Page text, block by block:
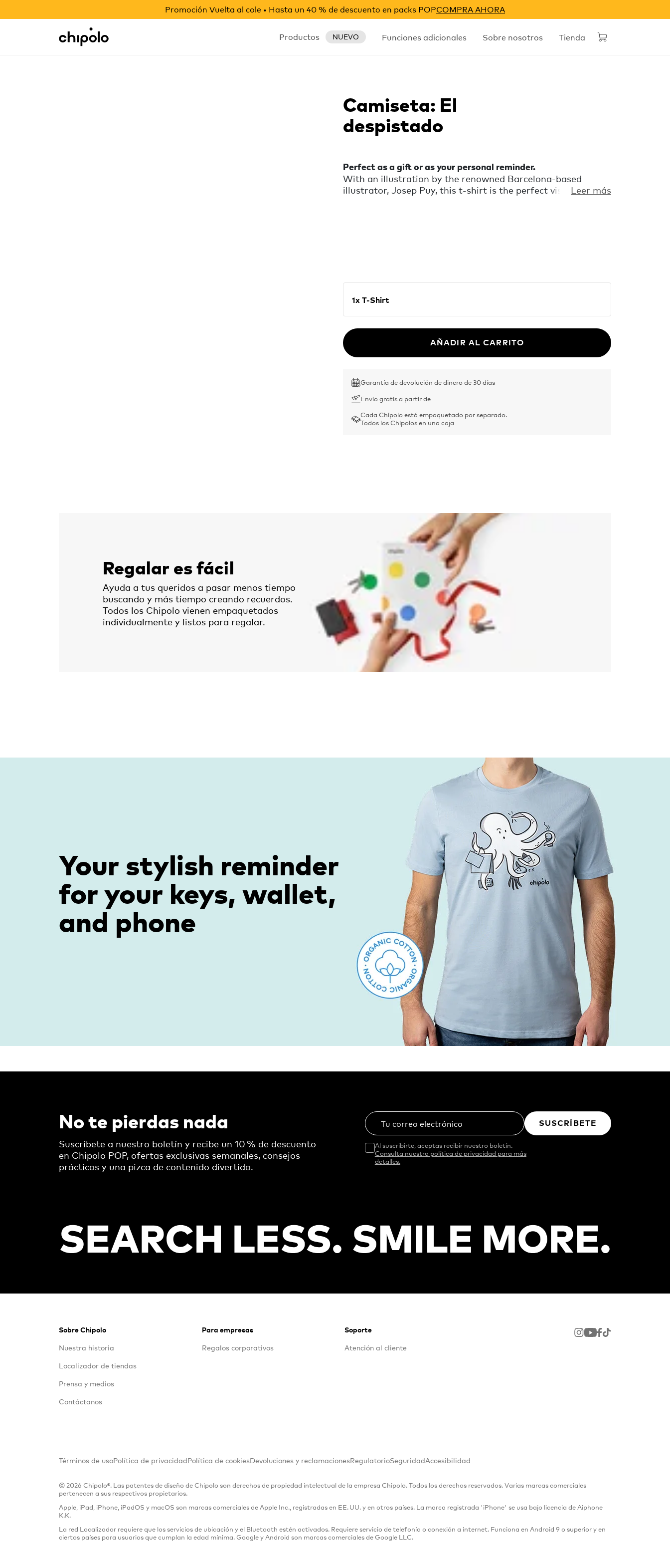
Promoción Vuelta al cole • Hasta un 40 % de descuento en packs POPCOMPRA AHORA
Chipolo - Home page Productos NUEVO Funciones adicionales Sobre nosotros Tienda
Regalos corporativos
Camiseta: El
despistado
Perfect as a gift or as your personal reminder.
With an illustration by the renowned Barcelona-based
illustrator, Josep Puy, this t-shirt is the perfect visualLeer más
1x T-Shirt
AÑADIR AL CARRITO
Garantía de devolución de dinero de 30 días
Envío gratis a partir de
Cada Chipolo está empaquetado por separado.
Todos los Chipolos en una caja
Regalar es fácil
Ayuda a tus queridos a pasar menos tiempo
buscando y más tiempo creando recuerdos.
Todos los Chipolo vienen empaquetados
individualmente y listos para regalar.
Your stylish reminder
for your keys, wallet,
and phone
No te pierdas nada
Suscríbete a nuestro boletín y recibe un 10 % de descuento
en Chipolo POP, ofertas exclusivas semanales, consejos
prácticos y una pizca de contenido divertido.
Tu correo electrónico SUSCRÍBETE
Al suscribirte, aceptas recibir nuestro boletín.
Consulta nuestra política de privacidad para más
detalles.
Sobre Chipolo
Nuestra historia
Localizador de tiendas
Prensa y medios
Contáctanos
Para empresas
Regalos corporativos
Soporte
Atención al cliente
Instagram
YoutubeFacebook
TikTok
Términos de usoPolítica de privacidadPolítica de cookiesDevoluciones y reclamacionesRegulatorioSeguridadAccesibilidad
© 2026 Chipolo®. Las patentes de diseño de Chipolo son derechos de propiedad intelectual de la empresa Chipolo. Todos los derechos reservados. Varias marcas comerciales
pertenecen a sus respectivos propietarios.
Apple, iPad, iPhone, iPadOS y macOS son marcas comerciales de Apple Inc., registradas en EE. UU. y en otros países. La marca registrada 'iPhone' se usa bajo licencia de Aiphone
K.K.
La red Localizador requiere que los servicios de ubicación y el Bluetooth estén activados. Requiere servicio de telefonía o conexión a internet. Funciona en Android 9 o superior y en
ciertos países para usuarios que cumplan la edad mínima. Google y Android son marcas comerciales de Google LLC.